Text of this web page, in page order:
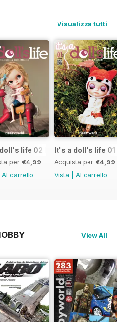
Visualizza tutti
life 02 English
per €4,99
Al carrello
It's a doll's life 01
Acquista per €4,99
Vista
Al carrello
View All